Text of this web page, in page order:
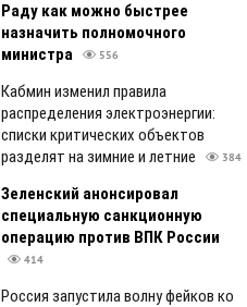
Раду как можно быстрее
назначить полномочного
министра
556
Кабмин изменил правила
распределения электроэнергии:
списки критических объектов
разделят на зимние и летние
384
Зеленский анонсировал
специальную санкционную
операцию против ВПК России
414
Россия запустила волну фейков ко